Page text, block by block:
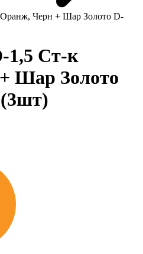
Черн + Шар Золото D-
Ст-к
Шар Золото